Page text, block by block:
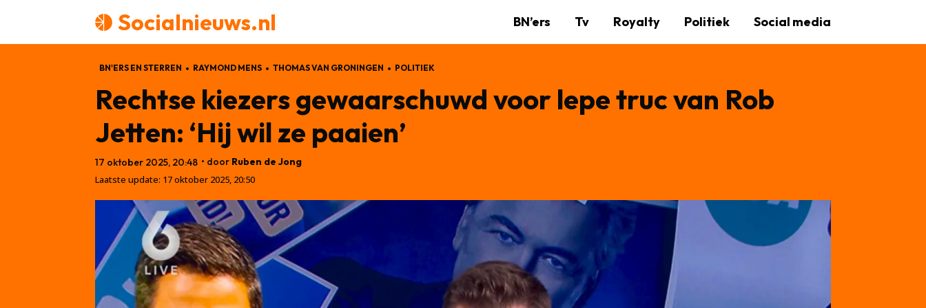
Socialnieuws.nl BN’ers Tv Royalty Politiek Social media
BN'ERS EN STERREN RAYMOND MENS THOMAS VAN GRONINGEN POLITIEK
Rechtse kiezers gewaarschuwd voor lepe truc van Rob
Jetten: ‘Hij wil ze paaien’
17 oktober 2025, 20:48 • door Ruben de Jong
Laatste update: 17 oktober 2025, 20:50